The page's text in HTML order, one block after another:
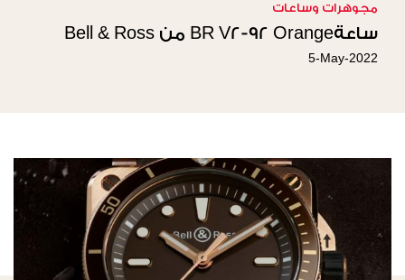
مجوهرات وساعات
ساعةBR V2-92 Orange من Bell & Ross
5-May-2022